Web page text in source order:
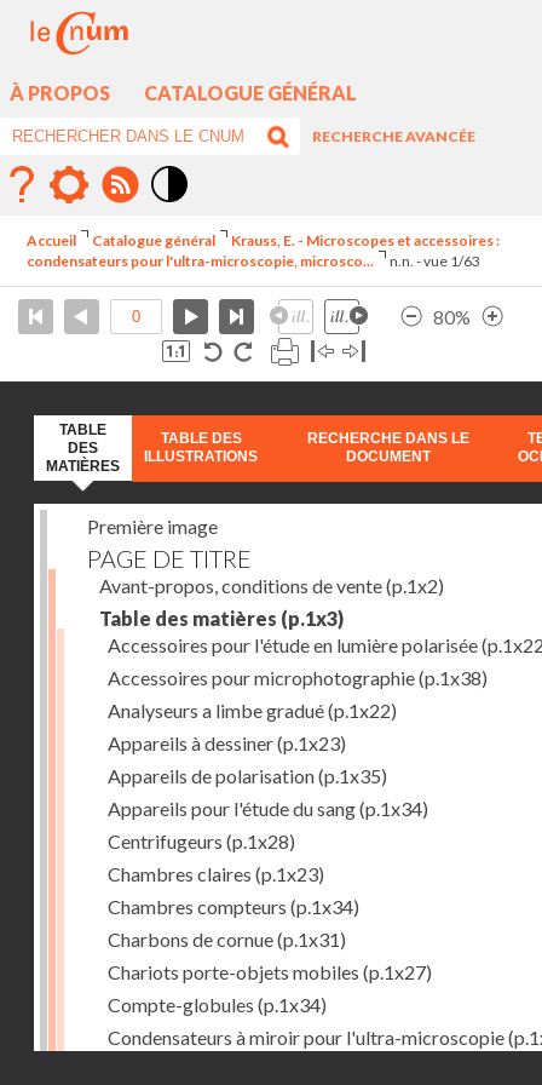
À PROPOS CATALOGUE GÉNÉRAL
RECHERCHE AVANCÉE
élévé
Accueil Catalogue général
Krauss, E. - Microscopes et accessoires :
condensateurs pour l'ultra-microscopie, microsco...
n.n. - vue 1/63
80%
TABLE
DES
MATIÈRES
TABLE DES
ILLUSTRATIONS
RECHERCHE DANS LE
DOCUMENT
Première image
PAGE DE TITRE
Avant-propos, conditions de vente(p.1x2)
Table des matières (p.1x3)
Accessoires pour l'étude en lumière polarisée
Accessoires pour microphotographie(p.1x38)
Analyseurs a limbe gradué(p.1x22)
Appareils à dessiner(p.1x23)
Appareils de polarisation(p.1x35)
Appareils pour l'étude du sang(p.1x34)
Centrifugeurs (p.1x28)
Chambres claires (p.1x23)
Chambres compteurs (p.1x34)
Charbons de cornue(p.1x31)
Chariots porte-objets mobiles (p.1x27)
Compte-globules (p.1x34)
Condensateurs à miroir pour l'ultra-microscopie